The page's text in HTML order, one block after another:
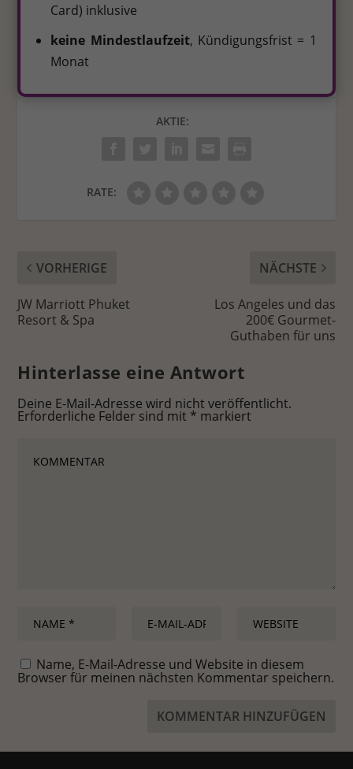
Card) inklusive
keine Mindestlaufzeit, Kündigungsfrist = 1
Monat
AKTIE:
RATE:
VORHERIGE
JW Marriott Phuket
Resort & Spa
NÄCHSTE
Los Angeles und das
200€ Gourmet-
Guthaben für uns
Hinterlasse eine Antwort
Deine E-Mail-Adresse wird nicht veröffentlicht.
Erforderliche Felder sind mit * markiert
Name, E-Mail-Adresse und Website in diesem
Browser für meinen nächsten Kommentar speichern.